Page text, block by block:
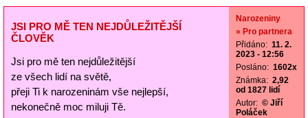
JSI PRO MĚ TEN NEJDŮLEŽITĚJŠÍ
ČLOVĚK
Jsi pro mě ten nejdůležitější
ze všech lidí na světě,
přeji Ti k narozeninám vše nejlepší,
nekonečně moc miluji Tě.
Narozeniny
» Pro partnera
Přidáno: 11. 2.
2023 - 12:56
Posláno: 1602x
Známka: 2,92
od 1827 lidí
Autor: © Jiří
Poláček